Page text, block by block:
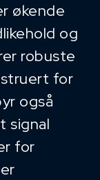
økende
og
robuste
for
også
signal
for